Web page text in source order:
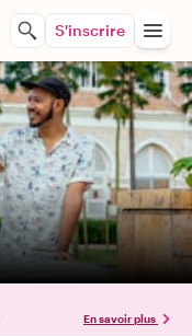
S'inscrire
En savoir plus